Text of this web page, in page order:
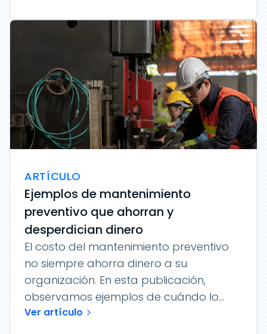
ARTÍCULO
Ejemplos de mantenimiento
preventivo que ahorran y
desperdician dinero
El costo del mantenimiento preventivo
no siempre ahorra dinero a su
organización. En esta publicación,
observamos ejemplos de cuándo lo...
Ver artículo